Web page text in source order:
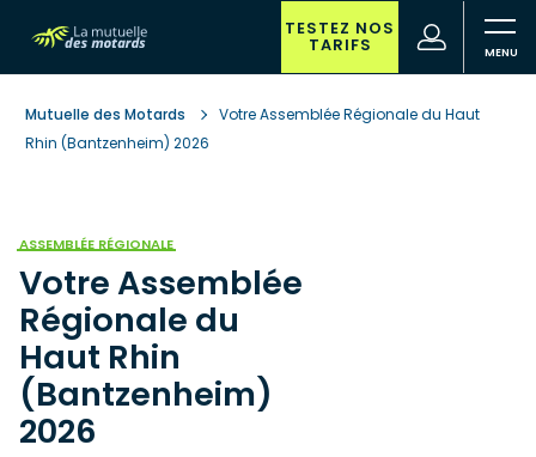
contenu
principal recherche
TESTEZ NOS
TARIFS
(nouvelle
fenêtre)
Mutuelle des Motards
Votre Assemblée Régionale du Haut
Rhin (Bantzenheim) 2026
ASSEMBLÉE RÉGIONALE
Votre Assemblée
Régionale du
Haut Rhin
(Bantzenheim)
2026